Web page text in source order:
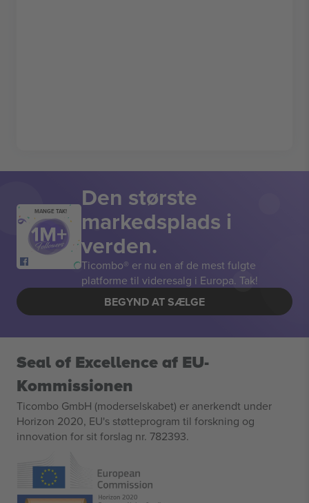
MANGE TAK! Den største
markedsplads i
verden.
Ticombo® er nu en af de mest fulgte
platforme til videresalg i Europa. Tak!
BEGYND AT SÆLGE
Seal of Excellence af EU-
Kommissionen
Ticombo GmbH (moderselskabet) er anerkendt under
Horizon 2020, EU's støtteprogram til forskning og
innovation for sit forslag nr. 782393.